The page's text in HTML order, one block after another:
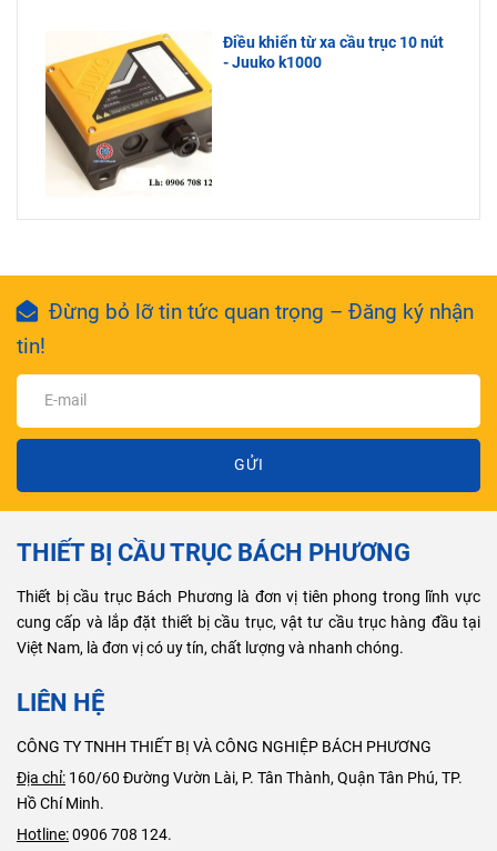
Điều khiển từ xa cầu trục 10 nút
- Juuko k1000
Đừng bỏ lỡ tin tức quan trọng – Đăng ký nhận
tin!
GỬI
THIẾT BỊ CẦU TRỤC BÁCH PHƯƠNG
Thiết bị cầu trục Bách Phương là đơn vị tiên phong trong lĩnh vực
cung cấp và lắp đặt thiết bị cầu trục, vật tư cầu trục hàng đầu tại
Việt Nam, là đơn vị có uy tín, chất lượng và nhanh chóng.
LIÊN HỆ
CÔNG TY TNHH THIẾT BỊ VÀ CÔNG NGHIỆP BÁCH PHƯƠNG
Địa chỉ: 160/60 Đường Vườn Lài, P. Tân Thành, Quận Tân Phú, TP.
Hồ Chí Minh.
Hotline:0906 708 124.